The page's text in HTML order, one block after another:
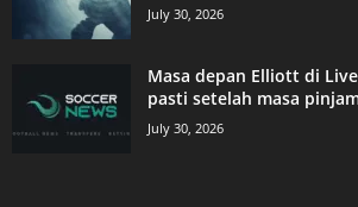
July 30, 2026
Masa depan Elliott di
pasti setelah masa
July 30, 2026